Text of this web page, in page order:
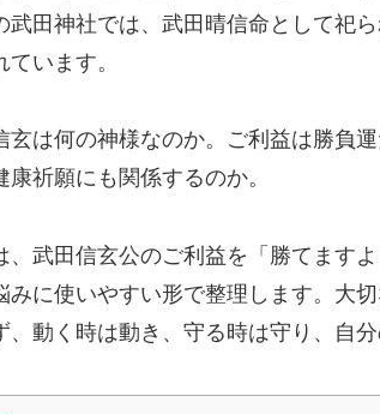
武田神社では、武田晴信命として祀
ています。
玄は何の神様なのか。ご利益は勝負
康祈願にも関係するのか。
、武田信玄公のご利益を「勝てます
みに使いやすい形で整理します。大
、動く時は動き、守る時は守り、自